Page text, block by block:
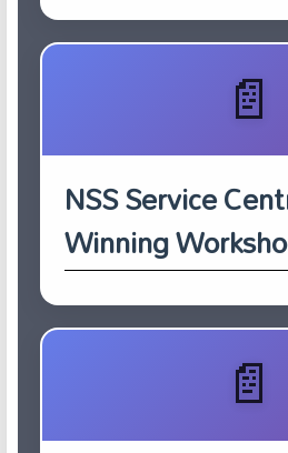
NSS Service
Winning